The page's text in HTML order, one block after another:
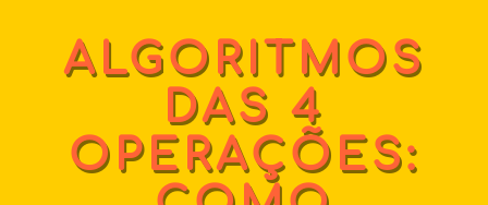
ALGORITMOS
DAS 4
OPERAÇÕES: